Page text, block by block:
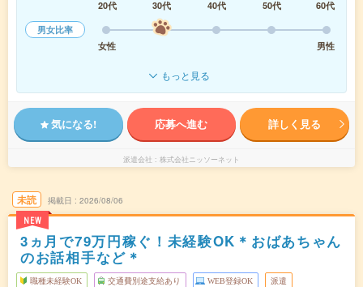
20代
30代 40代 50代
60代
男女比率
女性
男性
もっと見る
気になる! 応募へ進む 詳しく見る
派遣会社 株式会社ニッソーネット
未読
NEW
掲載日 2026/08/06
3ヵ月で79万円稼ぐ！未経験OK＊おばあちゃん
のお話相手など＊
職種未経験OK 交通費別途支給あり WEB登録OK 派遣